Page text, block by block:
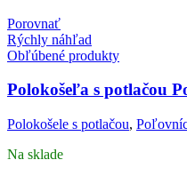
Porovnať
Rýchly náhľad
Obľúbené produkty
Polokošeľa s potlačou
Polokošele s potlačou,
Na sklade